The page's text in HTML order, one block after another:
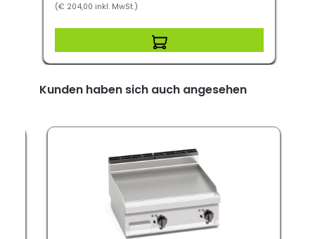
(€ 204,00 inkl. MwSt.)
Kunden haben sich auch angesehen